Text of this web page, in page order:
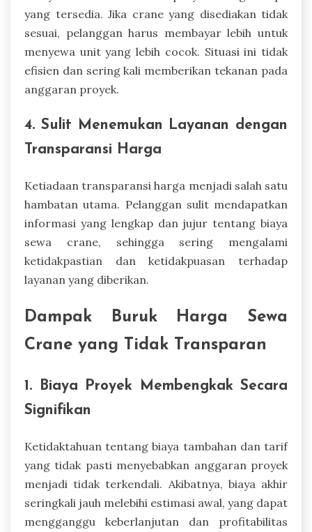
yang tersedia. Jika crane yang disediakan tidak
sesuai, pelanggan harus membayar lebih untuk
menyewa unit yang lebih cocok. Situasi ini tidak
efisien dan sering kali memberikan tekanan pada
anggaran proyek.
4. Sulit Menemukan Layanan dengan
Transparansi Harga
Ketiadaan transparansi harga menjadi salah satu
hambatan utama. Pelanggan sulit mendapatkan
informasi yang lengkap dan jujur tentang biaya
sewa crane, sehingga sering mengalami
ketidakpastian dan ketidakpuasan terhadap
layanan yang diberikan.
Dampak Buruk Harga Sewa
Crane yang Tidak Transparan
1. Biaya Proyek Membengkak Secara
Signifikan
Ketidaktahuan tentang biaya tambahan dan tarif
yang tidak pasti menyebabkan anggaran proyek
menjadi tidak terkendali. Akibatnya, biaya akhir
seringkali jauh melebihi estimasi awal, yang dapat
mengganggu keberlanjutan dan profitabilitas